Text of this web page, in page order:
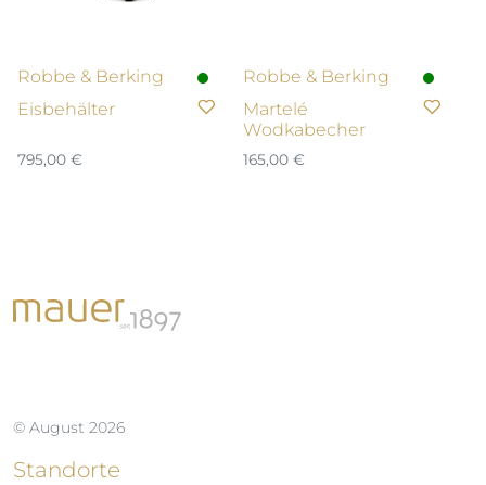
Robbe & Berking
Eisbehälter
795,00 €
Robbe & Berking
Martelé
Wodkabecher
165,00 €
© August 2026
Standorte